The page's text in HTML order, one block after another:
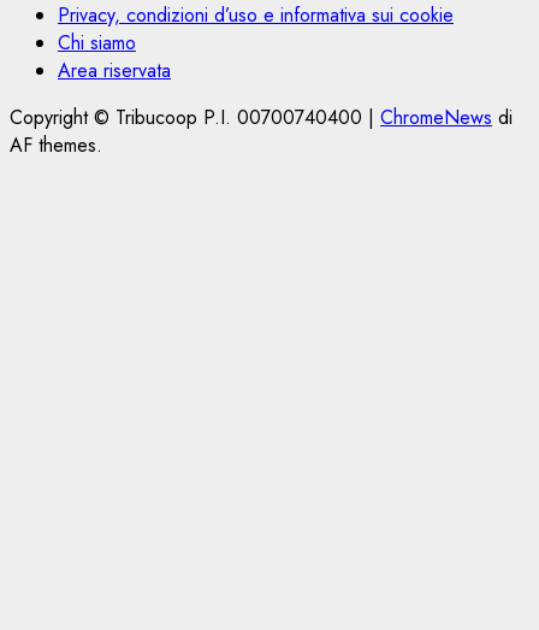
Privacy, condizioni d’uso e informativa sui cookie
Chi siamo
Area riservata
Copyright © Tribucoop P.I. 00700740400 | ChromeNews di
AF themes.